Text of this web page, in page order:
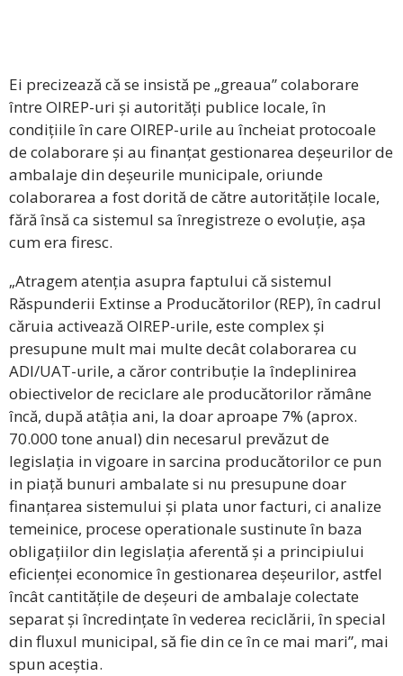
Ei precizează că se insistă pe „greaua” colaborare
între OIREP-uri și autorități publice locale, în
condițiile în care OIREP-urile au încheiat protocoale
de colaborare și au finanțat gestionarea deșeurilor de
ambalaje din deșeurile municipale, oriunde
colaborarea a fost dorită de către autoritățile locale,
fără însă ca sistemul sa înregistreze o evoluție, așa
cum era firesc.
„Atragem atenția asupra faptului că sistemul
Răspunderii Extinse a Producătorilor (REP), în cadrul
căruia activează OIREP-urile, este complex și
presupune mult mai multe decât colaborarea cu
ADI/UAT-urile, a căror contribuție la îndeplinirea
obiectivelor de reciclare ale producătorilor rămâne
încă, după atâția ani, la doar aproape 7% (aprox.
70.000 tone anual) din necesarul prevăzut de
legislația in vigoare in sarcina producătorilor ce pun
in piață bunuri ambalate si nu presupune doar
finanțarea sistemului și plata unor facturi, ci analize
temeinice, procese operationale sustinute în baza
obligațiilor din legislația aferentă și a principiului
eficienței economice în gestionarea deșeurilor, astfel
încât cantitățile de deșeuri de ambalaje colectate
separat și încredințate în vederea reciclării, în special
din fluxul municipal, să fie din ce în ce mai mari”, mai
spun aceștia.